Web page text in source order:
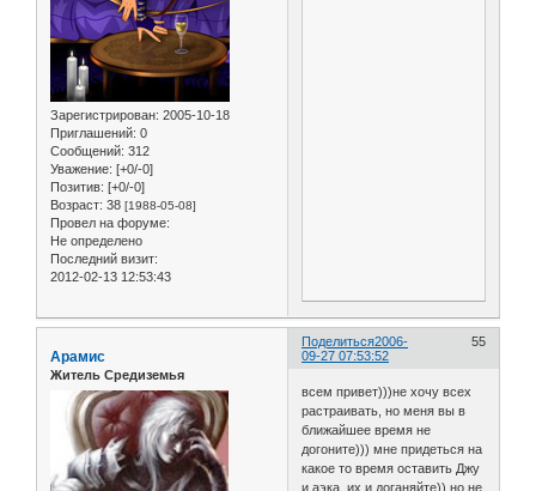
Зарегистрирован: 2005-10-18
Приглашений: 0
Сообщений: 312
Уважение: [+0/-0]
Позитив: [+0/-0]
Возраст: 38 [1988-05-08]
Провел на форуме:
Не определено
Последний визит:
2012-02-13 12:53:43
Поделиться 55
2006-
09-27 07:53:52
Арамис
Житель Средиземья
всем привет)))не хочу всех
растраивать, но меня вы в
ближайшее время не
догоните))) мне придеться на
какое то время оставить Джу
и аэка, их и доганяйте)) но не